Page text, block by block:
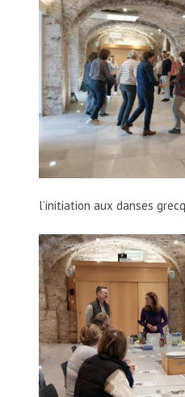
l’initiation aux danses